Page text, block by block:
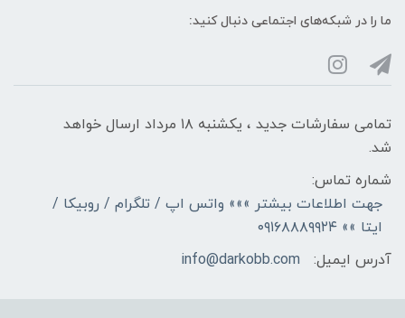
ما را در شبکه‌های اجتماعی دنبال کنید:
تمامی سفارشات جدید ، یکشنبه ۱۸ مرداد ارسال خواهد
شد.
شماره تماس:
جهت اطلاعات بیشتر »»» واتس اپ / تلگرام / روبیکا /
ایتا »» ۰۹۱۶۸۸۸۹۹۲۴
آدرس ایمیل:
info@darkobb.com